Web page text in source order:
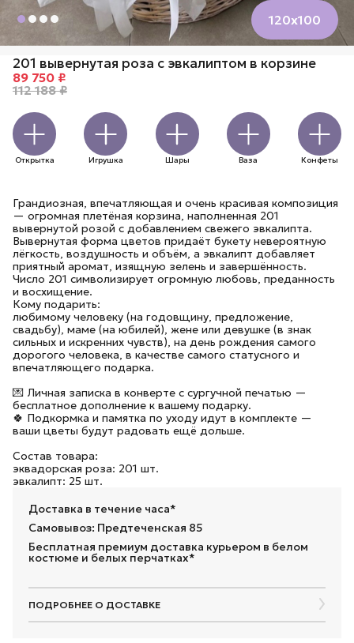
120х100
201 вывернутая роза с эвкалиптом в корзине
89 750 ₽
112 188 ₽
Открытка Игрушка Шары Ваза Конфеты
Грандиозная, впечатляющая и очень красивая композиция
— огромная плетёная корзина, наполненная 201
вывернутой розой с добавлением свежего эвкалипта.
Вывернутая форма цветов придаёт букету невероятную
лёгкость, воздушность и объём, а эвкалипт добавляет
приятный аромат, изящную зелень и завершённость.
Число 201 символизирует огромную любовь, преданность
и восхищение.
Кому подарить:
любимому человеку (на годовщину, предложение,
свадьбу), маме (на юбилей), жене или девушке (в знак
сильных и искренних чувств), на день рождения самого
дорогого человека, в качестве самого статусного и
впечатляющего подарка.
💌 Личная записка в конверте с сургучной печатью —
бесплатное дополнение к вашему подарку.
🍀 Подкормка и памятка по уходу идут в комплекте —
ваши цветы будут радовать ещё дольше.
Состав товара:
эквадорская роза: 201 шт.
эвкалипт: 25 шт.
Доставка в течение часа*
Самовывоз: Предтеченская 85
Бесплатная премиум доставка курьером в белом
костюме и белых перчатках*
ПОДРОБНЕЕ О ДОСТАВКЕ